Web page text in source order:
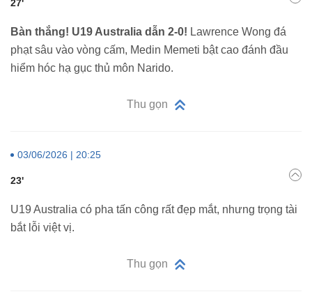
27'
Bàn thắng! U19 Australia dẫn 2-0! Lawrence Wong đá
phạt sâu vào vòng cấm, Medin Memeti bật cao đánh đầu
hiểm hóc hạ gục thủ môn Narido.
Thu gọn
03/06/2026 | 20:25
23'
U19 Australia có pha tấn công rất đẹp mắt, nhưng trọng tài
bắt lỗi việt vị.
Thu gọn